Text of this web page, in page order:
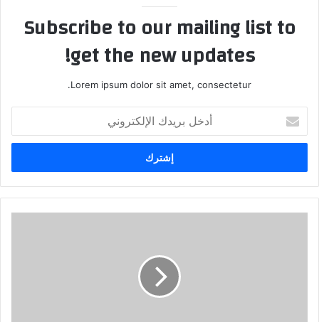
Subscribe to our mailing list to
get the new updates!
Lorem ipsum dolor sit amet, consectetur.
بريدك
الإلكتروني